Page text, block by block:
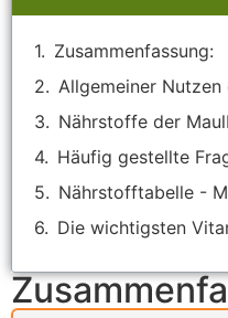
Zusammenfassung:
Allgemeiner Nutzen
Nährstoffe der
Häufig gestellte
Nährstofftabelle -
Die wichtigsten